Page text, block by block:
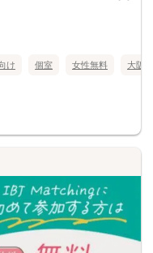
け 個室 女性無料 大阪府